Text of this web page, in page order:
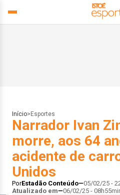
Início> Esportes
Narrador Ivan
morre, aos 64
acidente de
Unidos
PorEstadão Conteúdo 05/02/25 -
Atualizado em
06/02/25 -